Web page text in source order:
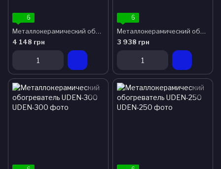
6
Металлокерамический обогреватель UDEN-700
4 148 грн
6
Металлокерамический обогреватель UDEN-500
3 938 грн